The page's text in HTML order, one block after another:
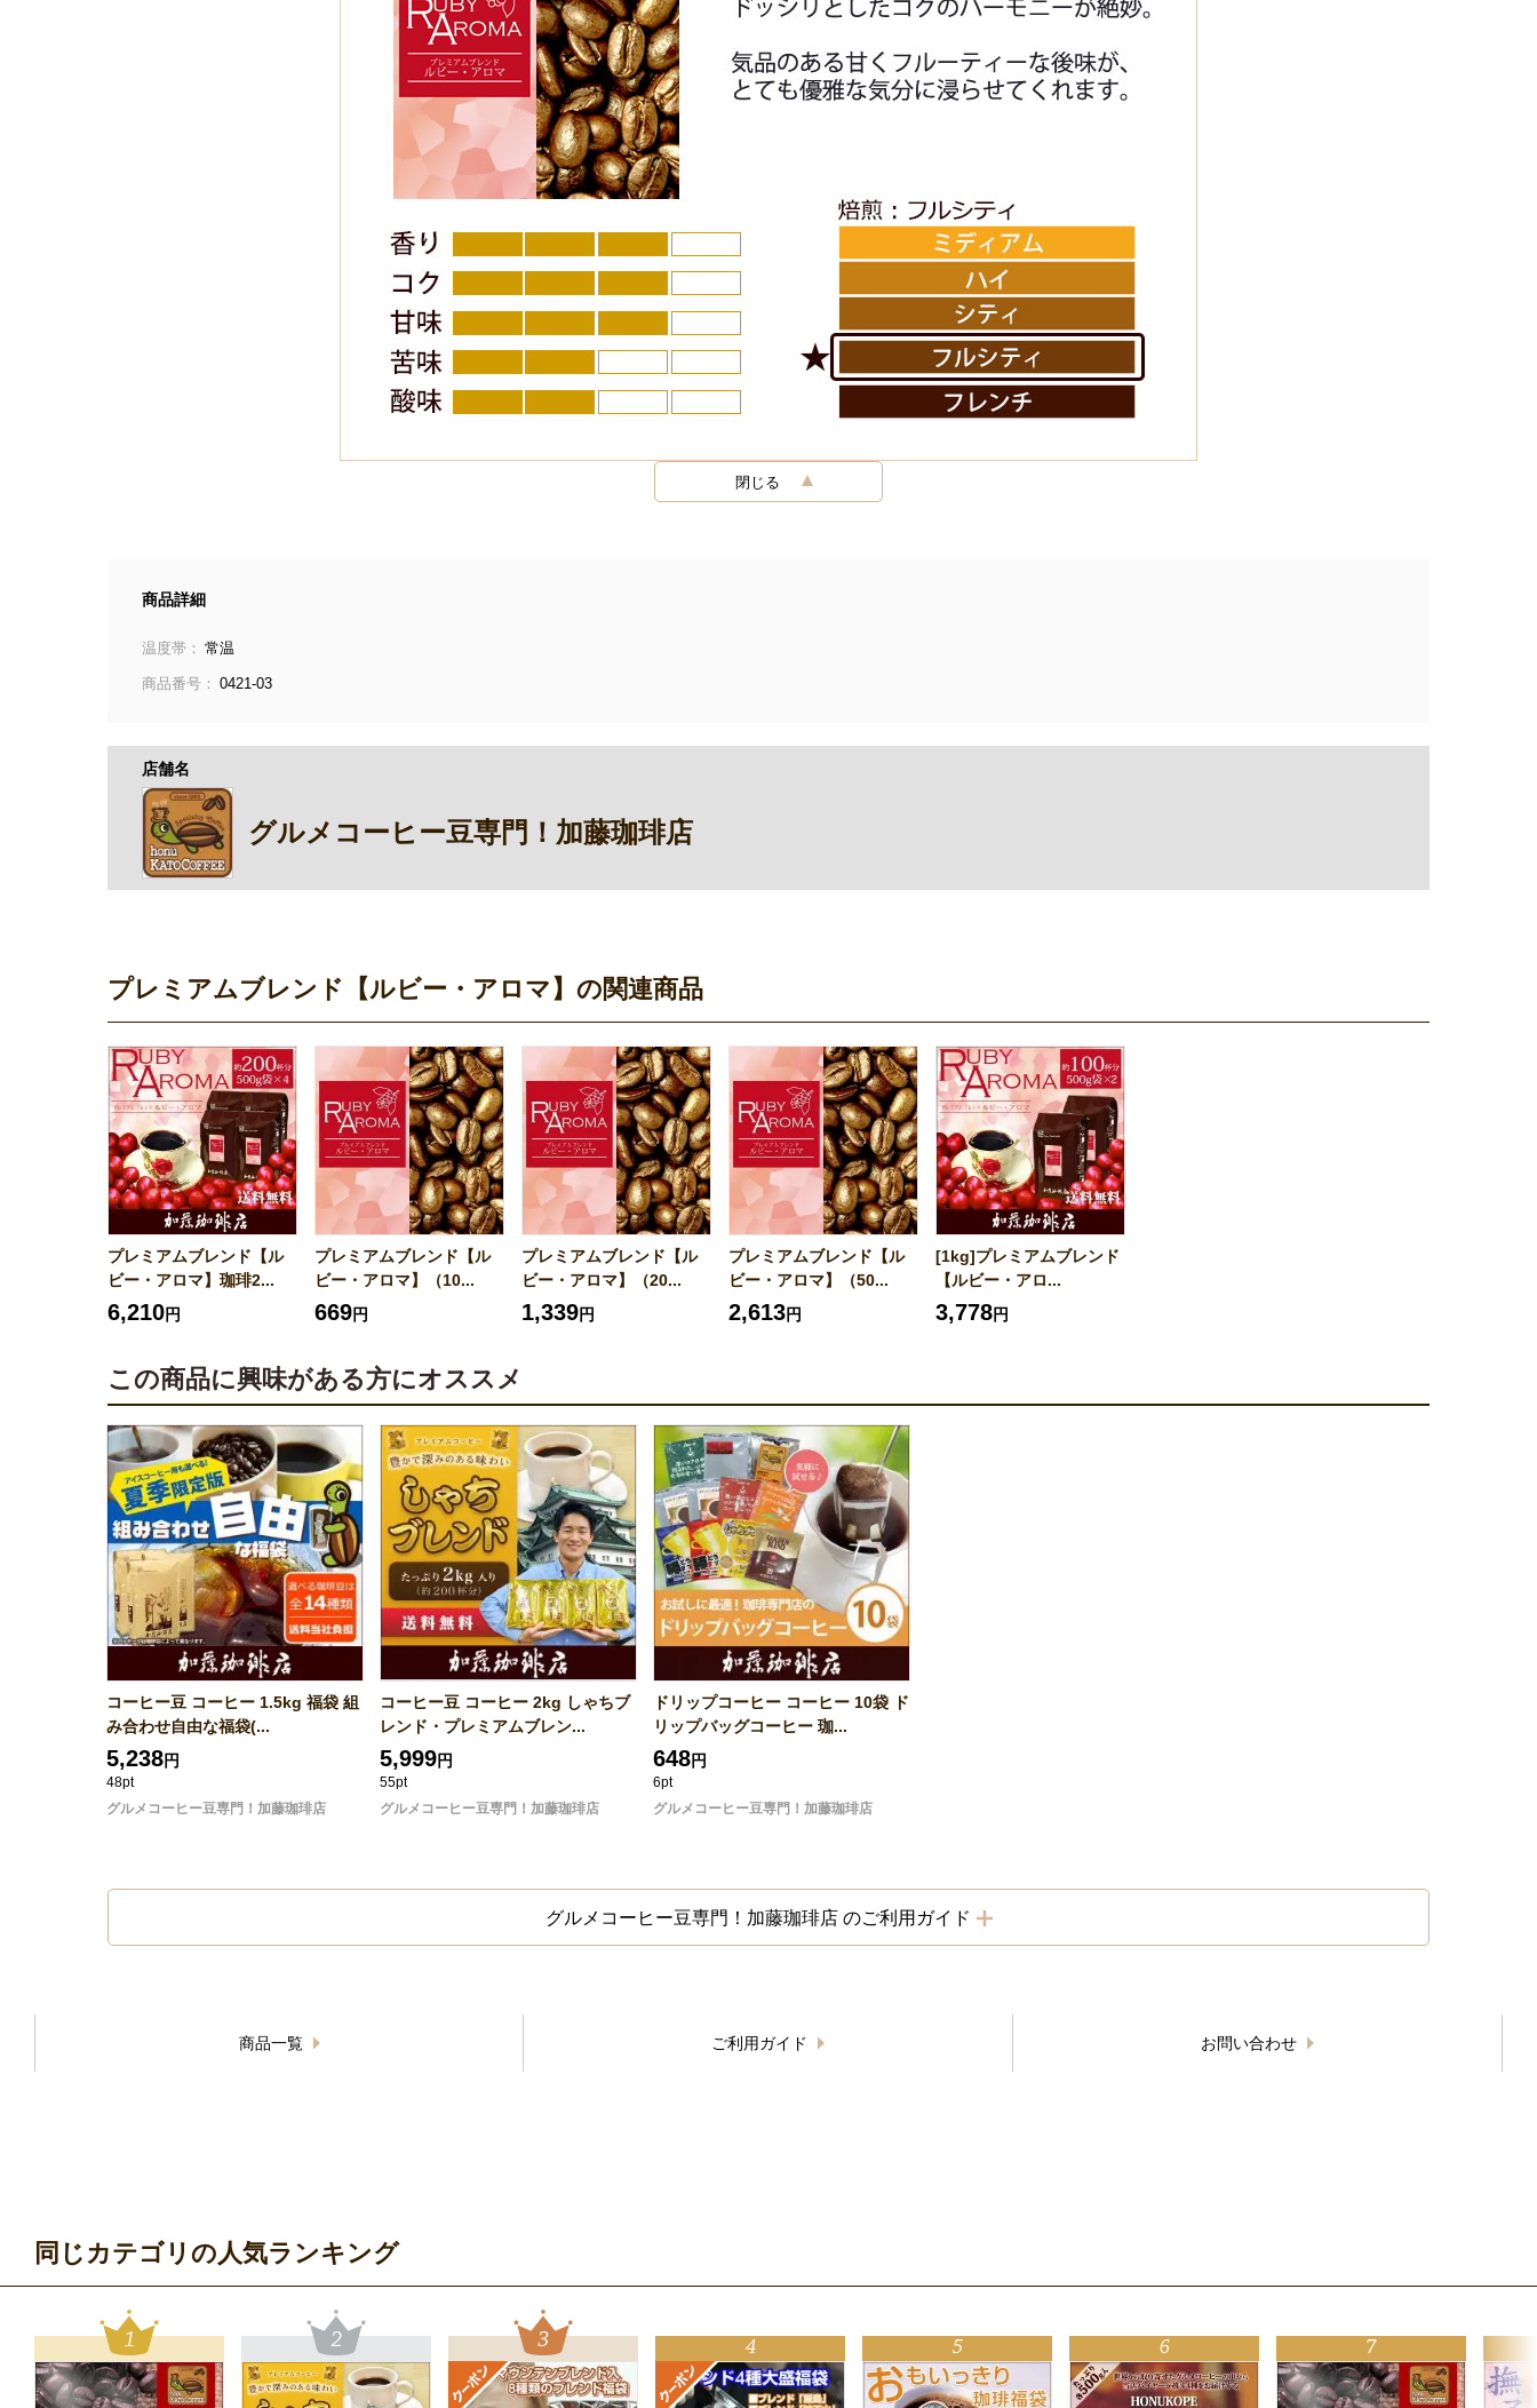
閉じる
商品詳細
温度帯： 常温
商品番号： 0421-03
店舗名
グルメコーヒー豆専門！加藤珈琲店
プレミアムブレンド【ルビー・アロマ】の関連商品
プレミアムブレンド【ル
ビー・アロマ】珈琲2...
6,210円
プレミアムブレンド【ル
ビー・アロマ】（10...
669円
プレミアムブレンド【ル
ビー・アロマ】（20...
1,339円
プレミアムブレンド【ル
ビー・アロマ】（50...
2,613円
[1kg]プレミアムブレンド
【ルビー・アロ...
3,778円
この商品に興味がある方にオススメ
コーヒー豆 コーヒー 1.5kg 福袋 組
み合わせ自由な福袋(...
5,238円
48pt
グルメコーヒー豆専門！加藤珈琲店
コーヒー豆 コーヒー 2kg しゃちブ
レンド・プレミアムブレン...
5,999円
55pt
グルメコーヒー豆専門！加藤珈琲店
ドリップコーヒー コーヒー 10袋 ド
リップバッグコーヒー 珈...
648円
6pt
グルメコーヒー豆専門！加藤珈琲店
グルメコーヒー豆専門！加藤珈琲店 のご利用ガイド
商品一覧 ご利用ガイド お問い合わせ
同じカテゴリの人気ランキング